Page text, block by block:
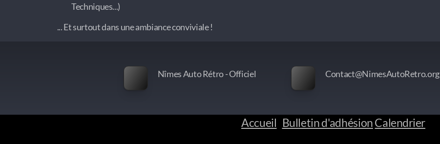
Techniques...)
... Et surtout dans une ambiance conviviale !
Nîmes Auto Rétro - Officiel Contact@NimesAutoRetro.org
Accueil Bulletin d'adhésionCalendrier